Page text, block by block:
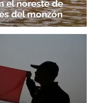
el noreste de
del monzón